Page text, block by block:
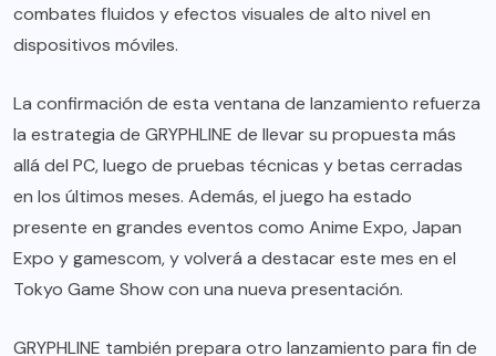
combates fluidos y efectos visuales de alto nivel en
dispositivos móviles.
La confirmación de esta ventana de lanzamiento refuerza
la estrategia de GRYPHLINE de llevar su propuesta más
allá del PC, luego de pruebas técnicas y betas cerradas
en los últimos meses. Además, el juego ha estado
presente en grandes eventos como Anime Expo, Japan
Expo y gamescom, y volverá a destacar este mes en el
Tokyo Game Show con una nueva presentación.
GRYPHLINE también prepara otro lanzamiento para fin de